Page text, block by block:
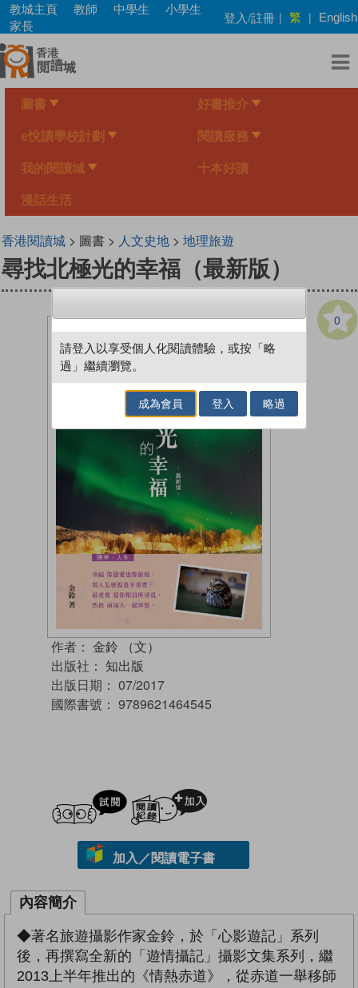
Skip
main
content
教城主頁 教師 中學生
小學生
家長
登入/註冊 | 繁 | English
圖書 好書推介
e悅讀學校計劃 閱讀服務
我的閱讀城 十本好讀
漫話生活
香港閱讀城> 圖書 > 人文史地> 地理旅遊
尋找北極光的幸福（最新版）
0
作者： 金鈴 （文）
出版社： 知出版
出版日期： 07/2017
國際書號： 9789621464545
試閲
加入／閱讀電子書
內容簡介
◆著名旅遊攝影作家金鈴，於「心影遊記」系列
後，再撰寫全新的「遊情攝記」攝影文集系列，繼
2013上半年推出的《情熱赤道》，從赤道一舉移師
請登入以享受個人化閱讀體驗，或按「略
過」繼續瀏覽。
成為會員 登入 略過